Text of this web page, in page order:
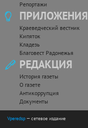
Репортажи
ПРИЛОЖЕНИЯ
Краеведческий вестник
Кипяток
Кладезь
Благовест Радонежья
РЕДАКЦИЯ
История газеты
О газете
Антикоррупция
Документы
Vperedsp — сетевое издание